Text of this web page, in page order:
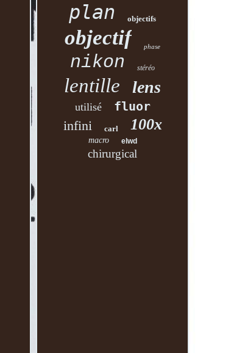
plan objectifs
objectif phase
nikon stéréo
lentille lens
utilisé fluor
infini carl 100x
macro elwd
chirurgical